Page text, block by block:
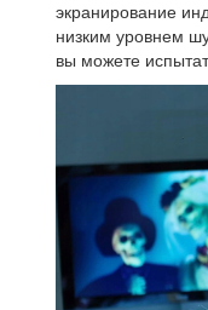
экранирование
низким уровнем
вы можете